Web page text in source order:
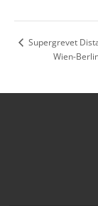
Supergrevet
Wien-